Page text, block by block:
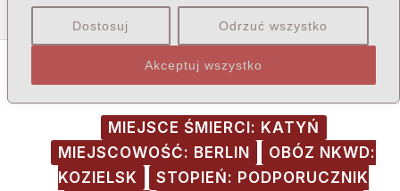
Dostosuj Odrzuć wszystko
Akceptuj wszystko
Bob Boe Bom Bor
MIEJSCE ŚMIERCI: KATYŃ
MIEJSCOWOŚĆ: BERLIN
OBÓZ NKWD:
KOZIELSK
STOPIEŃ: PODPORUCZNIK